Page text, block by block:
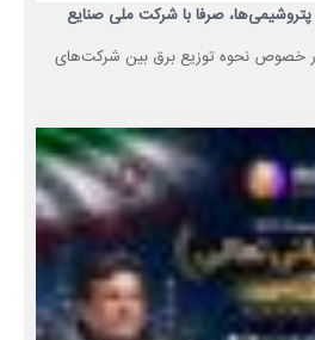
صرفا با شرکت ملی صنایع
در خصوص نحوه توزیع برق بین شرکت‌های